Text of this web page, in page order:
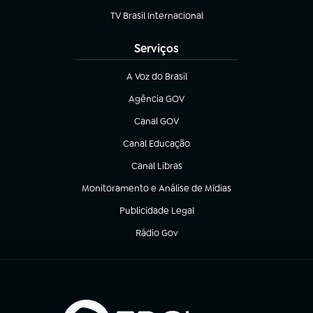
TV Brasil Internacional
(abre em nova aba)
Serviços
A Voz do Brasil
(abre em nova aba)
Agência GOV
(abre em nova aba)
Canal GOV
(abre em nova aba)
Canal Educação
(abre em nova aba)
Canal Libras
(abre em nova aba)
Monitoramento e Análise de Mídias
(abre em nova aba)
Publicidade Legal
(abre em nova aba)
Rádio Gov
(abre em nova aba)